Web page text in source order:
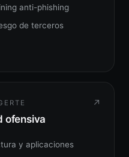
anti-phishing
de terceros
↗
ofensiva
y aplicaciones